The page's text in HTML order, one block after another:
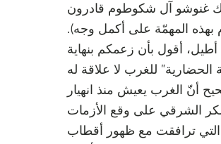
غنوشو آل شكوطوم قادرون
بهذه المهمّة على أكمل وجه).
أطيل، أقول بأن زعمكم بنهاية
الحضارية” للغرب لا علاقة له
أنّ الغرب يعيش منذ انهيار
الشرقي على وقع الأزمات
التي ترافقت مع ظهور أقطاب